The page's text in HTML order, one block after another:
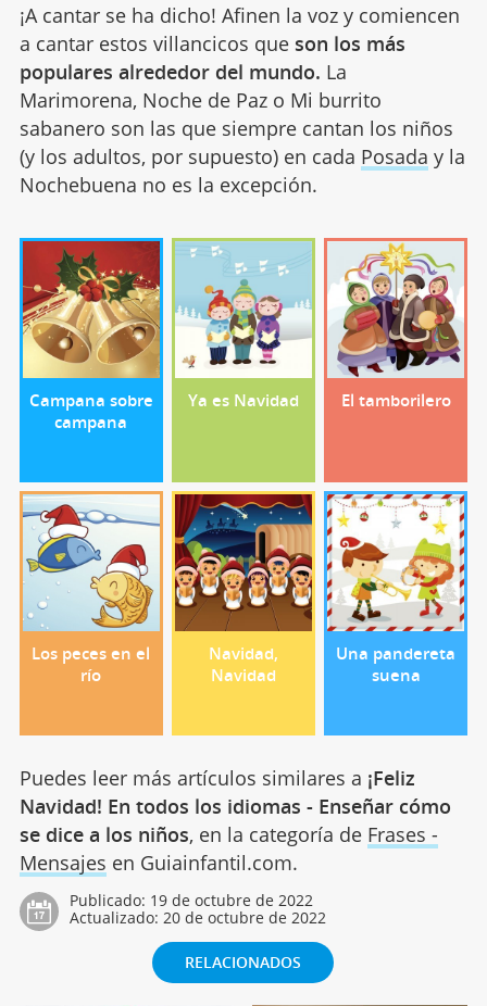
¡A cantar se ha dicho! Afinen la voz y comiencen
a cantar estos villancicos que son los más
populares alrededor del mundo. La
Marimorena, Noche de Paz o Mi burrito
sabanero son las que siempre cantan los niños
(y los adultos, por supuesto) en cada Posada y la
Nochebuena no es la excepción.
Campana sobre
campana
Ya es Navidad El tamborilero
Los peces en el
río
Navidad,
Navidad
Una pandereta
suena
Puedes leer más artículos similares a ¡Feliz
Navidad! En todos los idiomas - Enseñar cómo
se dice a los niños, en la categoría de Frases -
Mensajes en Guiainfantil.com.
Publicado: 19 de octubre de 2022
Actualizado: 20 de octubre de 2022
RELACIONADOS